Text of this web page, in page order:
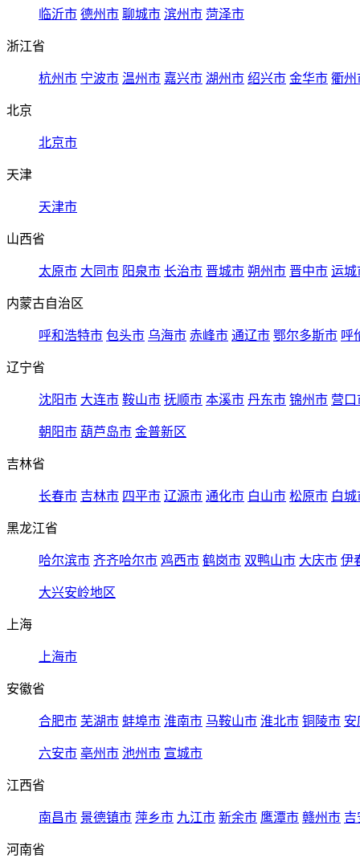
临沂市 德州市 聊城市 滨州市 菏泽市
浙江省
杭州市 宁波市 温州市 嘉兴市 湖州市 绍兴市 金华市 衢州
北京
北京市
天津
天津市
山西省
太原市 大同市 阳泉市 长治市 晋城市 朔州市 晋中市 运城
内蒙古自治区
呼和浩特市 包头市 乌海市 赤峰市 通辽市 鄂尔多斯市 呼
辽宁省
沈阳市 大连市 鞍山市 抚顺市 本溪市 丹东市 锦州市 营口
朝阳市 葫芦岛市 金普新区
吉林省
长春市 吉林市 四平市 辽源市 通化市 白山市 松原市 白城
黑龙江省
哈尔滨市 齐齐哈尔市 鸡西市 鹤岗市 双鸭山市 大庆市 伊
大兴安岭地区
上海
上海市
安徽省
合肥市 芜湖市 蚌埠市 淮南市 马鞍山市 淮北市 铜陵市 安
六安市 亳州市 池州市 宣城市
江西省
南昌市 景德镇市 萍乡市 九江市 新余市 鹰潭市 赣州市 吉
河南省